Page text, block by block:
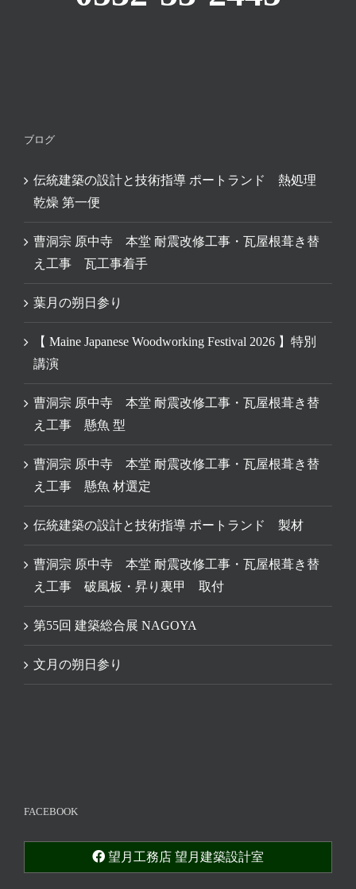
ブログ
伝統建築の設計と技術指導 ポートランド 熱処理
乾燥 第一便
曹洞宗 原中寺 本堂 耐震改修工事・瓦屋根葺き替
え工事 瓦工事着手
葉月の朔日参り
【 Maine Japanese Woodworking Festival 2026 】特別
講演
曹洞宗 原中寺 本堂 耐震改修工事・瓦屋根葺き替
え工事 懸魚 型
曹洞宗 原中寺 本堂 耐震改修工事・瓦屋根葺き替
え工事 懸魚 材選定
伝統建築の設計と技術指導 ポートランド 製材
曹洞宗 原中寺 本堂 耐震改修工事・瓦屋根葺き替
え工事 破風板・昇り裏甲 取付
第55回 建築総合展 NAGOYA
文月の朔日参り
FACEBOOK
望月工務店 望月建築設計室